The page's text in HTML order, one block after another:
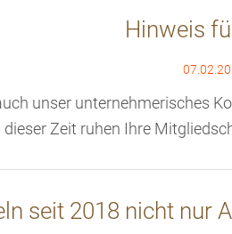
Hinweis
unser unternehmerisches
dieser Zeit ruhen Ihre
seit 2018 nicht nur